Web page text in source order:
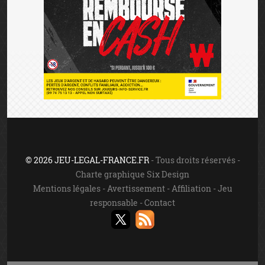
© 2026 JEU-LEGAL-FRANCE.FR- Tous droits réservés -
Charte graphique Six Design
Mentions légales- Avertissement- Affiliation -Jeu
responsable -Contact